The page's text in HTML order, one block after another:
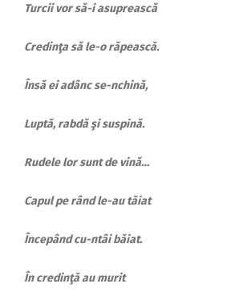
Turcii vor să-i asuprească
Credinţa să le-o răpească.
Însă ei adânc se-nchină,
Luptă, rabdă şi suspină.
Rudele lor sunt de vină…
Capul pe rând le-au tăiat
Începând cu-ntâi băiat.
În credinţă au murit